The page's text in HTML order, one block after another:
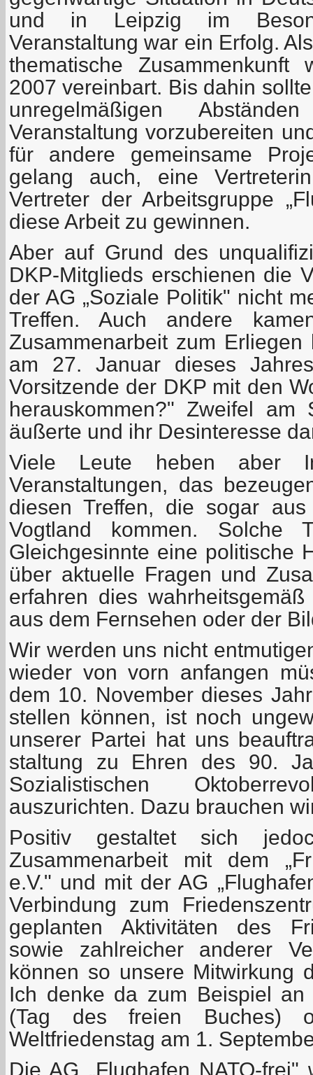
und in Leipzig im
Veranstaltung war ein Erfolg.
thematische
2007 vereinbart. Bis dahin
unregelmäßigen
Veranstaltung vorzubereiten
für andere gemeinsame
gelang auch, eine
Vertreter der Arbeitsgruppe
diese Arbeit zu gewinnen.
Aber auf Grund des
DKP-Mitglieds erschienen die
der AG „Soziale Politik" nicht
Treffen. Auch andere
Zusammenarbeit zum
am 27. Januar dieses
Vorsitzende der DKP mit den
herauskommen?" Zweifel am
äußerte und ihr Desinteresse
Viele Leute heben aber
Veranstaltungen, das
diesen Treffen, die sogar
Vogtland kommen. Solche
Gleichgesinnte eine politische
über aktuelle Fragen und
erfahren dies
aus dem Fernsehen oder der
Wir werden uns nicht
wieder von vorn anfangen
dem 10. November dieses
stellen können, ist noch
unserer Partei hat uns
staltung zu Ehren des 90.
Sozialistischen
auszurichten. Dazu brauchen
Positiv gestaltet sich
Zusammenarbeit mit dem
e.V." und mit der AG
Verbindung zum
geplanten Aktivitäten des
sowie zahlreicher anderer
können so unsere Mitwirkung
Ich denke da zum Beispiel
(Tag des freien Buches)
Weltfriedenstag am 1.
Die AG „Flughafen NATO-